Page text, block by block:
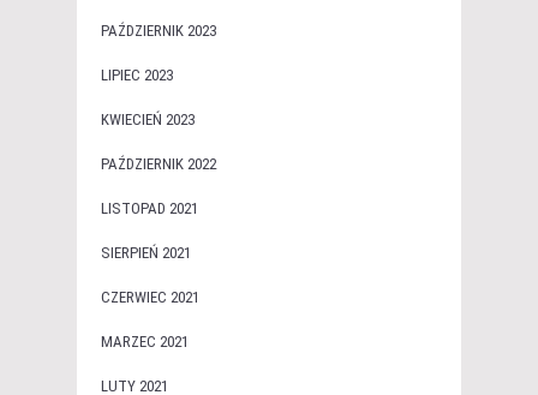
PAŹDZIERNIK 2023
LIPIEC 2023
KWIECIEŃ 2023
PAŹDZIERNIK 2022
LISTOPAD 2021
SIERPIEŃ 2021
CZERWIEC 2021
MARZEC 2021
LUTY 2021